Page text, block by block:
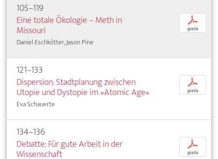
105–119
Eine totale Ökologie – Meth in
Missouri
Daniel Eschkötter, Jason Pine
p
gratis
121–133
Dispersion. Stadtplanung zwischen
Utopie und Dystopie im »Atomic Age«
Eva Schauerte
p
gratis
134–136
Debatte: Für gute Arbeit in der
Wissenschaft
p
gratis